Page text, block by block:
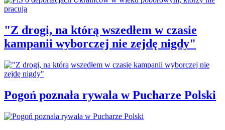
"Z drogi, na którą wszedłem w czasie
kampanii wyborczej nie zejdę nigdy"
Pogoń poznała rywala w Pucharze Polski